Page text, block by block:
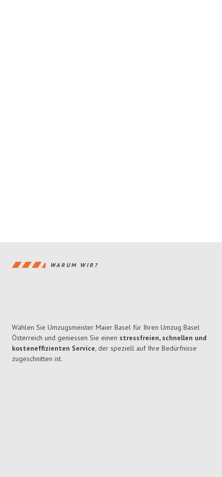
WARUM WIR?
Wählen Sie Umzugsmeister Maier Basel für Ihren Umzug Basel
Österreich und geniessen Sie einen stressfreien, schnellen und
kosteneffizienten Service, der speziell auf Ihre Bedürfnisse
zugeschnitten ist.